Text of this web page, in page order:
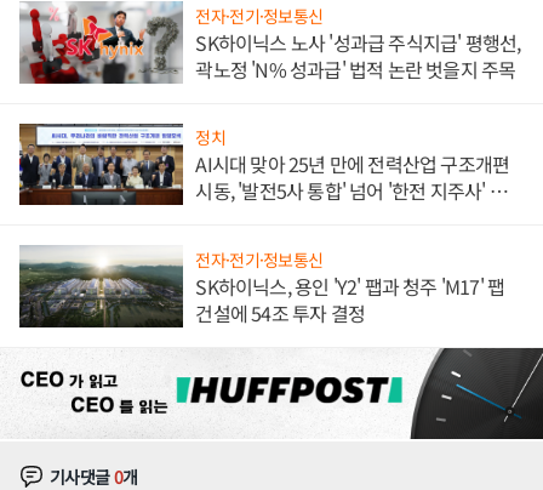
전자·전기·정보통신
SK하이닉스 노사 '성과급 주식지급' 평행선,
곽노정 'N% 성과급' 법적 논란 벗을지 주목
정치
AI시대 맞아 25년 만에 전력산업 구조개편
시동, '발전5사 통합' 넘어 '한전 지주사' 재편
전자·전기·정보통신
SK하이닉스, 용인 'Y2' 팹과 청주 'M17' 팹
건설에 54조 투자 결정
기사댓글0개